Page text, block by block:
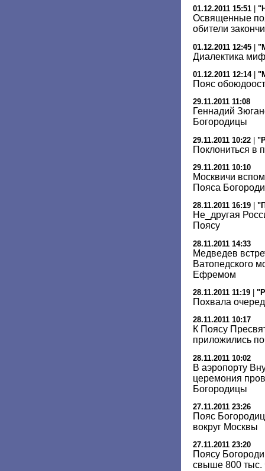
01.12.2011 15:51
Освященные
обители
01.12.2011 12:45 |
Диалектика
01.12.2011 12:14|
Пояс
29.11.2011 11:08
Геннадий
Богородицы
29.11.2011 10:22 |
Поклониться в
29.11.2011 10:10
Москвичи
Пояса
28.11.2011 16:19
Не_другая
Поясу
28.11.2011 14:33
Медведев
Ватопедского
Ефремом
28.11.2011 11:19
Похвала
28.11.2011 10:17
К Поясу
приложились
28.11.2011 10:02
В аэропорту
церемония
Богородицы
27.11.2011 23:26
Пояс
вокруг Москвы
27.11.2011 23:20
Поясу
свыше 800 тыс.